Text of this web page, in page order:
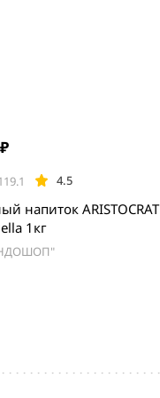
4.5
напиток ARISTOCRAT
1кг